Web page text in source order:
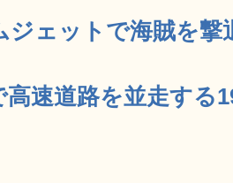
ジェットで海賊を
高速道路を並走する